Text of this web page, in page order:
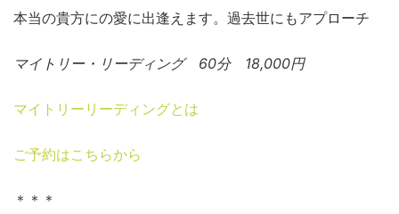
本当の貴方にの愛に出逢えます。過去世にもアプローチ
マイトリー・リーディング 60分 18,000円
マイトリーリーディングとは
ご予約はこちらから
＊＊＊